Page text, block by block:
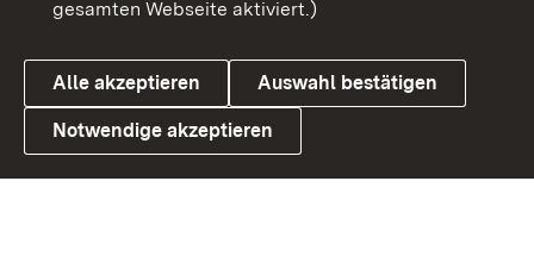
Link zum Landesportal
Cookies
gesamten Webseite aktiviert.)
Alle akzeptieren Auswahl bestätigen
Notwendige akzeptieren